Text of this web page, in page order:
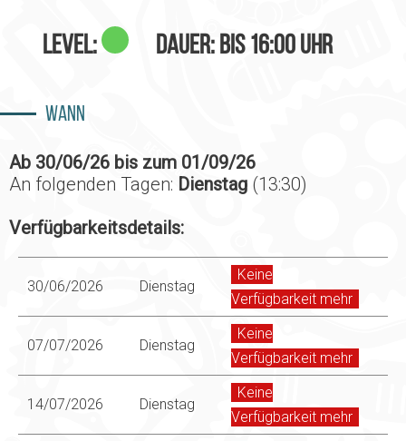
Level: Dauer: bis 16:00 Uhr
Wann
Ab 30/06/26 bis zum 01/09/26
An folgenden Tagen: Dienstag (13:30)
Verfügbarkeitsdetails:
30/06/2026 Dienstag
Keine
Verfügbarkeit mehr
07/07/2026 Dienstag
Keine
Verfügbarkeit mehr
14/07/2026 Dienstag
Keine
Verfügbarkeit mehr